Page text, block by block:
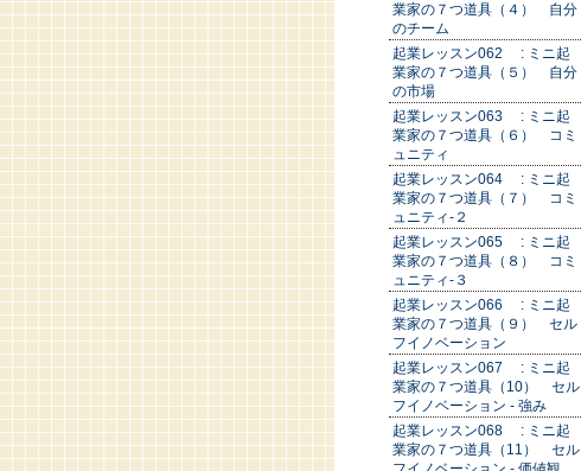
業家の７つ道具（４） 自分
のチーム
起業レッスン062 : ミニ起
業家の７つ道具（５） 自分
の市場
起業レッスン063 : ミニ起
業家の７つ道具（６） コミ
ュニティ
起業レッスン064 : ミニ起
業家の７つ道具（７） コミ
ュニティ-２
起業レッスン065 : ミニ起
業家の７つ道具（８） コミ
ュニティ-３
起業レッスン066 : ミニ起
業家の７つ道具（９） セル
フイノベーション
起業レッスン067 : ミニ起
業家の７つ道具（10） セル
フイノベーション - 強み
起業レッスン068 : ミニ起
業家の７つ道具（11） セル